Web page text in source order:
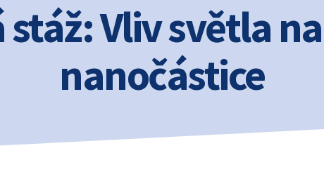
Vliv světla
nanočástice